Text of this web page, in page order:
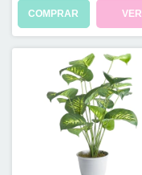
COMPRAR VER